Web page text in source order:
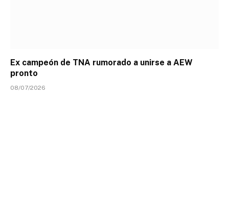
Ex campeón de TNA rumorado a unirse a AEW
pronto
08/07/2026